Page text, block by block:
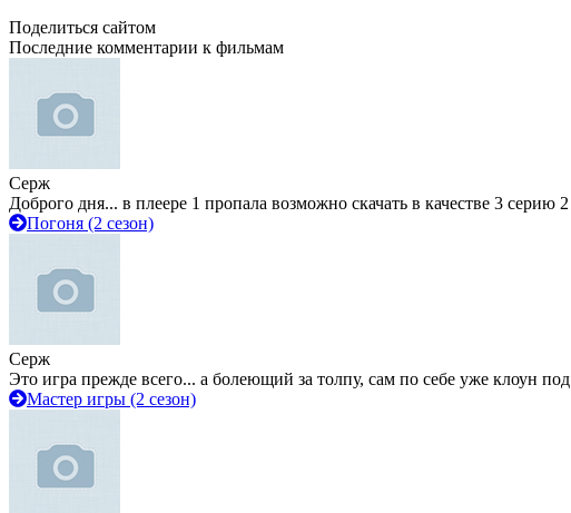
Поделиться сайтом
Последние комментарии к фильмам
Серж
Доброго дня... в плеере 1 пропала возможно скачать в качестве 3 серию 2
Погоня (2 сезон)
Серж
Это игра прежде всего... а болеющий за толпу, сам по себе уже клоун под
Мастер игры (2 сезон)